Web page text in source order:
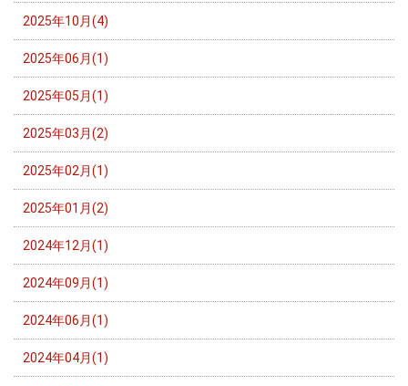
2025年10月(4)
2025年06月(1)
2025年05月(1)
2025年03月(2)
2025年02月(1)
2025年01月(2)
2024年12月(1)
2024年09月(1)
2024年06月(1)
2024年04月(1)